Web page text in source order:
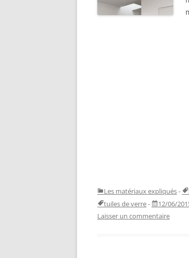
Les matériaux expliqués-
tuiles de verre- 12/06/
Laisser un commentaire